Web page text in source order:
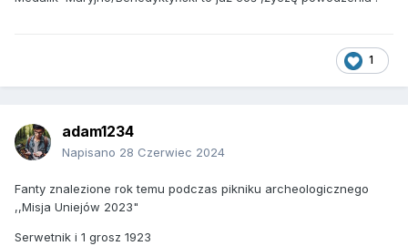
1
adam1234
Napisano 28 Czerwiec 2024
Fanty znalezione rok temu podczas pikniku archeologicznego
,,Misja Uniejów 2023"
Serwetnik i 1 grosz 1923